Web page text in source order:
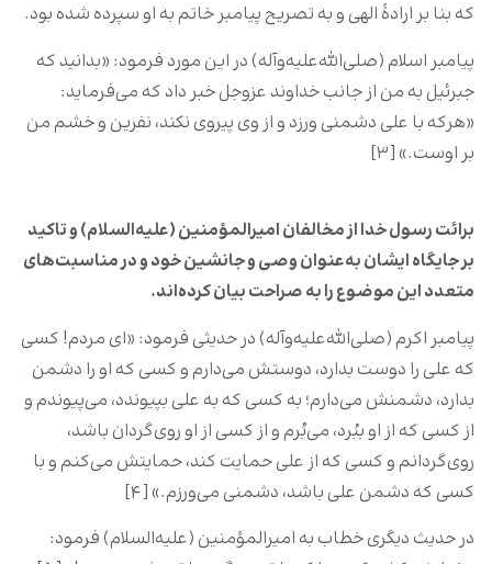
که بنا بر ارادۀ الهی و به تصریح پیامبر خاتم به او سپرده شده بود.
پیامبر اسلام (صلی‌الله‌علیه‌وآله) در این مورد فرمود: «بدانید که
جبرئیل به من از جانب خداوند عزوجل خبر داد که مى‌فرماید:
«هرکه با على دشمنى ورزد و از وى پیروى نکند، نفرین و خشم من
بر اوست.» [۳]
برائت رسول خدا از مخالفان امیرالمؤمنین (علیه‌السلام) و تاکید
بر جایگاه ایشان به‌عنوان وصی و جانشین خود و در مناسبت‌های
متعدد این موضوع را به صراحت بیان کرده‌اند.
پیامبر اکرم (صلی‌الله‌علیه‌وآله) در حدیثی فرمود: «اى مردم! کسى
که على را دوست بدارد، دوستش مى‌دارم و کسى که او را دشمن
بدارد، دشمنش مى‌دارم؛ به کسى که به على بپیوندد، مى‌پیوندم و
از کسى که از او ببُرد، مى‌بُرم و از کسى از او روى‌گردان باشد،
روى‌گردانم و کسى که از على حمایت کند، حمایتش مى‌کنم و با
کسى که دشمن على باشد، دشمنى مى‌ورزم.» [۴]
در حدیث دیگری خطاب به امیرالمؤمنین (علیه‌السلام) فرمود: